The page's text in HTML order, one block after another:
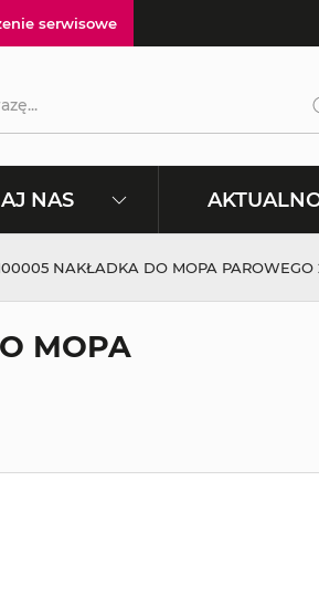
serwisowe
NAS
NAKŁADKA DO MOPA PAROWEGO
MOPA